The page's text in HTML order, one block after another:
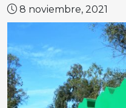
8 noviembre, 2021